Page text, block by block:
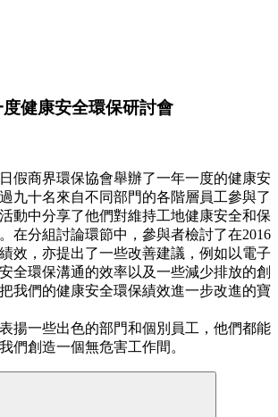
健康安全環保研討會
假商界環保協會舉辦了一年一度的健康安
九十名來自不同部門的各階層員工參與了
動中分享了他們對維持工地健康安全和保
在分組討論環節中，參與者檢討了在2016
效，亦提出了一些改善建議，例如以電子
全環保溝通的效率以及一些減少排放的創
我們的健康安全環保績效進一步改進的寶
揚一些出色的部門和個別員工，他們都能
們創造一個無危害工作間。